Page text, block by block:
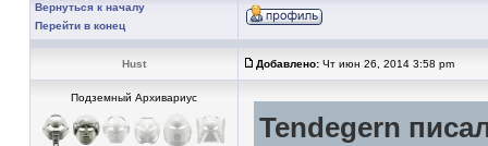
Вернуться к началу
Перейти в конец
Hust Добавлено: Чт июн 26, 2014 3:58 pm
Подземный Архивариус
Tendegern